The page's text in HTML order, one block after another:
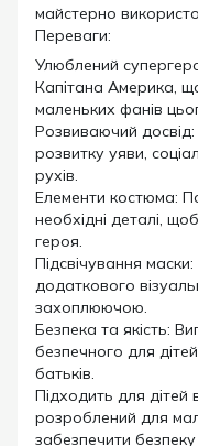
майстерно
Переваги:
Улюблений
Капітана Америка,
маленьких фанів
Розвиваючий досвід:
розвитку уяви,
рухів.
Елементи костюма:
необхідні деталі,
героя.
Підсвічування
додаткового
захоплюючою.
Безпека та якість:
безпечного для
батьків.
Підходить для дітей
розроблений для
забезпечити